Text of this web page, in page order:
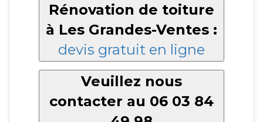
Rénovation de toiture
à Les Grandes-Ventes :
devis gratuit en ligne
Veuillez nous
contacter au 06 03 84